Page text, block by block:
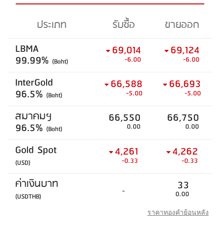
ประเภท รับซื้อ
ขายออก
LBMA
99.99% (Baht)
69,014
-6.00
69,124
-6.00
InterGold
96.5% (Baht)
66,588
-5.00
66,693
-5.00
สมาคมฯ
96.5% (Baht)
66,550
0.00
66,750
0.00
Gold Spot
(USD)
4,261
-0.33
4,262
-0.33
ค่าเงินบาท
(USDTHB) - 33
0.00
ราคาทองคำย้อนหลัง